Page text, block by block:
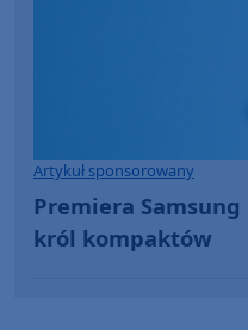
Artykuł sponsorowany
Premiera
król kompaktów